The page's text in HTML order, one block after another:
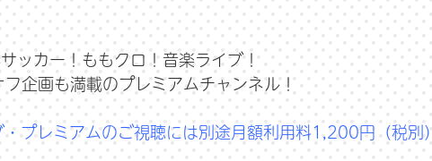
ッカー！ももクロ！音楽ライブ！
企画も満載のプレミアムチャンネル！
プレミアムのご視聴には別途月額利用料1,200円（税別